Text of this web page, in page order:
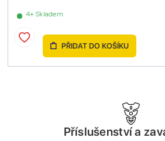
4+ Skladem
PŘIDAT DO KOŠÍKU
Příslušenství a